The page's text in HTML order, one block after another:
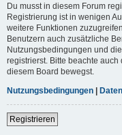
Du musst in diesem Forum
Registrierung ist in wenigen
weitere Funktionen
Benutzern auch zusätzliche
Nutzungsbedingungen und
registrierst. Bitte beachte
diesem Board bewegst.
Nutzungsbedingungen |
Registrieren